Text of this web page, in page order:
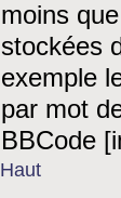
moins
stockées
exemple
par mot
BBCode
Haut